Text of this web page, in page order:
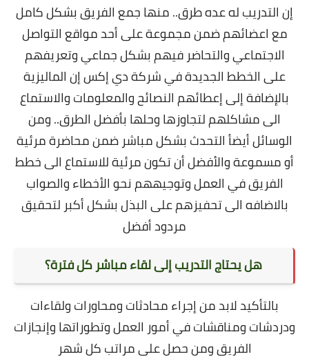
إن التدريب له عده طرق.. منها جمع الفريق بشكل كامل
مع اعضائهم ضمن مجموعة علىأحدمواقع التواصل
الاجتماعي والتحاضر فيهم بشكل جماعي وتعريفهم
على الخطط الجديدة في شركة دي إكس إن الماليزية
بالإضافة إلى إعطائهم النصائح والمعلومات والاستماع
الى مشاكلهم لتجاوزها وحلها بأفضل الطرق.. ومن
الوسائل أيضأ التحدث بشكل مباشر ضمن محاضرة مرئية
أو مسموعة والأفضل أن تكون مرئية للاستماع الى خطط
الفريق في العمل وتوجيههم نحو الأخطاء والصواب
بالاضافه الى تحفيزهم على البذل بشكل أكبر لتحقيق
مردود أفضل
هل يحتاج التدريب إلى لقاء مباشر كل فترة؟
بالتأكيد لابد من إجراء محادثات ومحاورات ولقاءات
ودردشات ومناقشات في أمور العمل وتطوراتها وإنجازات
الفريق ومن حصل على مراتب كل شهر